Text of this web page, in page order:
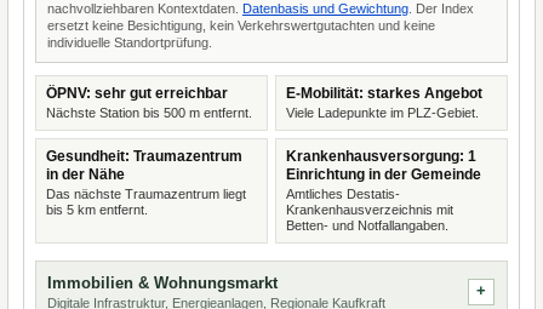
nachvollziehbaren Kontextdaten. Datenbasis und Gewichtung . Der Index
ersetzt keine Besichtigung, kein Verkehrswertgutachten und keine
individuelle Standortprüfung.
ÖPNV: sehr gut erreichbar
Nächste Station bis 500 m entfernt.
E-Mobilität: starkes Angebot
Viele Ladepunkte im PLZ-Gebiet.
Gesundheit: Traumazentrum
in der Nähe
Das nächste Traumazentrum liegt
bis 5 km entfernt.
Krankenhausversorgung: 1
Einrichtung in der Gemeinde
Amtliches Destatis-
Krankenhausverzeichnis mit
Betten- und Notfallangaben.
Immobilien & Wohnungsmarkt
Digitale Infrastruktur, Energieanlagen, Regionale Kaufkraft